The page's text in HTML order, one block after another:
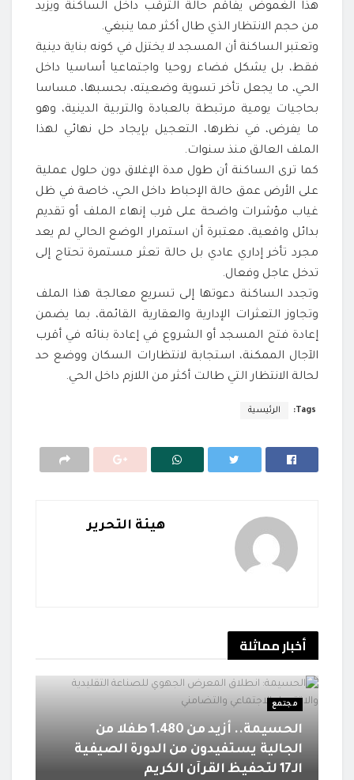
هذا الغموض يفاقم حالة الترقب داخل الساكنة ويزيد
من حجم الانتظار الذي طال أكثر مما ينبغي.
وتعتبر الساكنة أن المسجد لا يختزل في كونه بناية دينية
فقط، بل يشكل فضاء روحيا واجتماعيا أساسيا داخل
الحي، ما يجعل تأخر تسوية وضعيته، بحسبها، مساسا
بحاجيات يومية مرتبطة بالعبادة والتربية الدينية، وهو
ما يفرض، في نظرها، التعجيل بإيجاد حل نهائي لهذا
الملف العالق منذ سنوات.
كما ترى الساكنة أن طول مدة الإغلاق دون حلول عملية
على الأرض عمق حالة الإحباط داخل الحي، خاصة في ظل
غياب مؤشرات واضحة على قرب إنهاء الملف أو تقديم
بدائل واقعية، معتبرة أن استمرار الوضع الحالي لم يعد
مجرد تأخر إداري عادي بل حالة تعثر مستمرة تحتاج إلى
تدخل عاجل وفعال.
وتجدد الساكنة دعوتها إلى تسريع معالجة هذا الملف
وتجاوز التعثرات الإدارية والعقارية القائمة، بما يضمن
إعادة فتح المسجد أو الشروع في إعادة بنائه في أقرب
الآجال الممكنة، استجابة لانتظارات السكان ووضع حد
لحالة الانتظار التي طالت أكثر من اللازم داخل الحي.
Tags: الرئيسية
هيئة التحرير
أخبارمماثلة
مجتمع
الحسيمة.. أزيد من 1.480 طفلا من
الجالية يستفيدون من الدورة الصيفية
الـ17 لتحفيظ القرآن الكريم